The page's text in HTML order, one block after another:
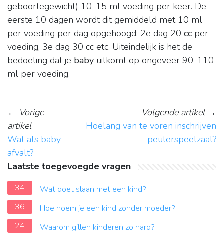
geboortegewicht) 10-15 ml voeding per keer. De
eerste 10 dagen wordt dit gemiddeld met 10 ml
per voeding per dag opgehoogd; 2e dag 20 cc per
voeding, 3e dag 30 cc etc. Uiteindelijk is het de
bedoeling dat je baby uitkomt op ongeveer 90-110
ml per voeding.
← Vorige
artikel
Wat als baby
afvalt?
Volgende artikel→
Hoelang van te voren inschrijven
peuterspeelzaal?
Laatste toegevoegde vragen
34
Wat doet slaan met een kind?
36
Hoe noem je een kind zonder moeder?
24
Waarom gillen kinderen zo hard?